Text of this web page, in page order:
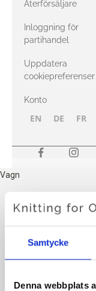
Samtycke
Denna webbplats
med
Merino
Återförsäljare
Inloggning för
partihandel
Uppdatera
cookiepreferenser
Konto
EN DE FR
Vagn